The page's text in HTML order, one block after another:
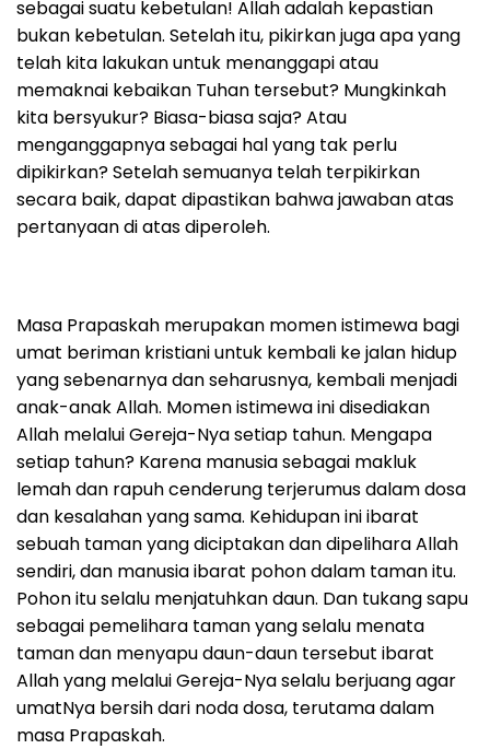
sebagai suatu kebetulan! Allah adalah kepastian
bukan kebetulan. Setelah itu, pikirkan juga apa yang
telah kita lakukan untuk menanggapi atau
memaknai kebaikan Tuhan tersebut? Mungkinkah
kita bersyukur? Biasa-biasa saja? Atau
menganggapnya sebagai hal yang tak perlu
dipikirkan? Setelah semuanya telah terpikirkan
secara baik, dapat dipastikan bahwa jawaban atas
pertanyaan di atas diperoleh.
Masa Prapaskah merupakan momen istimewa bagi
umat beriman kristiani untuk kembali ke jalan hidup
yang sebenarnya dan seharusnya, kembali menjadi
anak-anak Allah. Momen istimewa ini disediakan
Allah melalui Gereja-Nya setiap tahun. Mengapa
setiap tahun? Karena manusia sebagai makluk
lemah dan rapuh cenderung terjerumus dalam dosa
dan kesalahan yang sama. Kehidupan ini ibarat
sebuah taman yang diciptakan dan dipelihara Allah
sendiri, dan manusia ibarat pohon dalam taman itu.
Pohon itu selalu menjatuhkan daun. Dan tukang sapu
sebagai pemelihara taman yang selalu menata
taman dan menyapu daun-daun tersebut ibarat
Allah yang melalui Gereja-Nya selalu berjuang agar
umatNya bersih dari noda dosa, terutama dalam
masa Prapaskah.